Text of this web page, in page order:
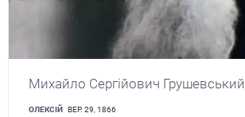
Михайло Сергійович Грушевський
ОЛЕКСІЙ ВЕР. 29, 1866